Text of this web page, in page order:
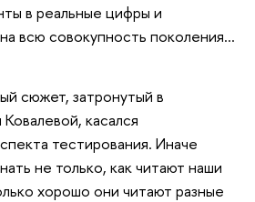
в реальные цифры и
всю совокупность поколения…
сюжет, затронутый в
касался
тестирования. Иначе
не только, как читают наши
хорошо они читают разные